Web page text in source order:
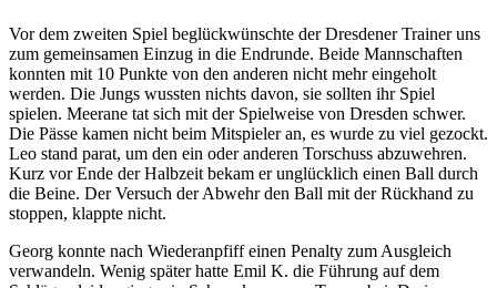
Vor dem zweiten Spiel beglückwünschte der Dresdener Trainer uns
zum gemeinsamen Einzug in die Endrunde. Beide Mannschaften
konnten mit 10 Punkte von den anderen nicht mehr eingeholt
werden. Die Jungs wussten nichts davon, sie sollten ihr Spiel
spielen. Meerane tat sich mit der Spielweise von Dresden schwer.
Die Pässe kamen nicht beim Mitspieler an, es wurde zu viel gezockt.
Leo stand parat, um den ein oder anderen Torschuss abzuwehren.
Kurz vor Ende der Halbzeit bekam er unglücklich einen Ball durch
die Beine. Der Versuch der Abwehr den Ball mit der Rückhand zu
stoppen, klappte nicht.
Georg konnte nach Wiederanpfiff einen Penalty zum Ausgleich
verwandeln. Wenig später hatte Emil K. die Führung auf dem